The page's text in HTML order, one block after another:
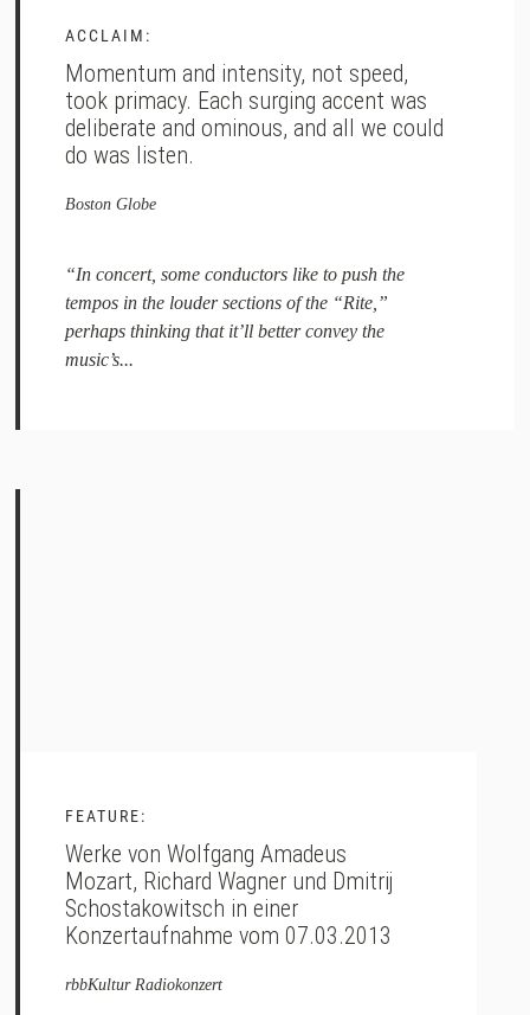
ACCLAIM:
Momentum and intensity, not speed,
took primacy. Each surging accent was
deliberate and ominous, and all we could
do was listen.
Boston Globe
“In concert, some conductors like to push the
tempos in the louder sections of the “Rite,”
perhaps thinking that it’ll better convey the
music’s...
FEATURE:
Werke von Wolfgang Amadeus
Mozart, Richard Wagner und Dmitrij
Schostakowitsch in einer
Konzertaufnahme vom 07.03.2013
rbbKultur Radiokonzert